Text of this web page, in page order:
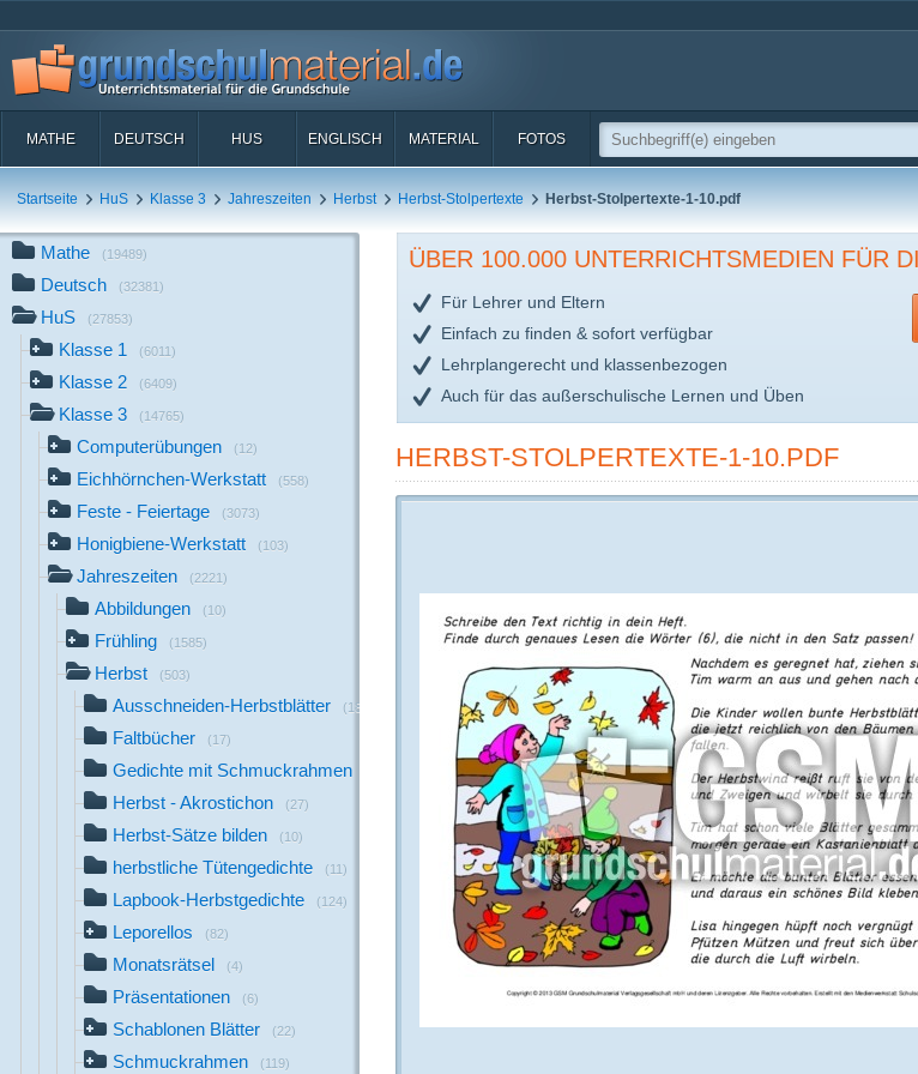
MATHE DEUTSCH HUS ENGLISCH MATERIAL FOTOS
Startseite HuS Klasse 3 Jahreszeiten Herbst Herbst-Stolpertexte Herbst-Stolpertexte-1-10.pdf
Mathe (19489)
Deutsch (32381)
HuS (27853)
Klasse 1 (6011)
Klasse 2 (6409)
Klasse 3 (14765)
Computerübungen (12)
Eichhörnchen-Werkstatt (558)
Feste - Feiertage (3073)
Honigbiene-Werkstatt (103)
Jahreszeiten (2221)
Abbildungen (10)
Frühling (1585)
Herbst (503)
Ausschneiden-Herbstblätter (18)
Faltbücher (17)
Gedichte mit Schmuckrahmen
Herbst - Akrostichon (27)
Herbst-Sätze bilden (10)
herbstliche Tütengedichte (11)
Lapbook-Herbstgedichte (124)
Leporellos (82)
Monatsrätsel (4)
Präsentationen (6)
Schablonen Blätter (22)
Schmuckrahmen (119)
ÜBER 100.000 UNTERRICHTSMEDIEN FÜR
Für Lehrer und Eltern
Einfach zu finden & sofort verfügbar
Lehrplangerecht und klassenbezogen
Auch für das außerschulische Lernen und Üben
HERBST-STOLPERTEXTE-1-10.PDF